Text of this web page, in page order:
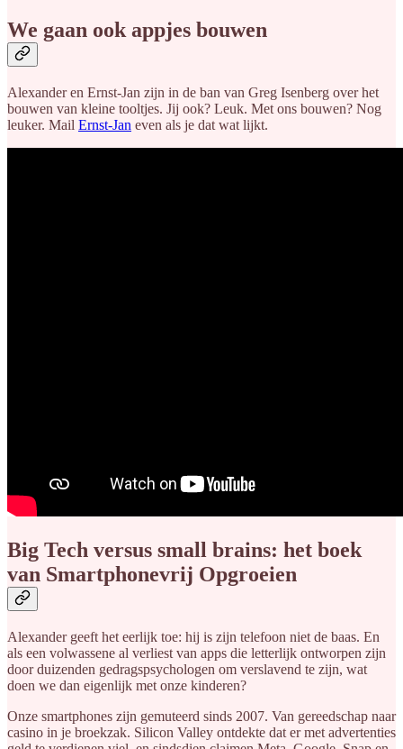
We gaan ook appjes bouwen
Alexander en Ernst-Jan zijn in de ban van Greg Isenberg over het
bouwen van kleine tooltjes. Jij ook? Leuk. Met ons bouwen? Nog
leuker. Mail Ernst-Jan even als je dat wat lijkt.
Big Tech versus small brains: het boek
van Smartphonevrij Opgroeien
Alexander geeft het eerlijk toe: hij is zijn telefoon niet de baas. En
als een volwassene al verliest van apps die letterlijk ontworpen zijn
door duizenden gedragspsychologen om verslavend te zijn, wat
doen we dan eigenlijk met onze kinderen?
Onze smartphones zijn gemuteerd sinds 2007. Van gereedschap naar
casino in je broekzak. Silicon Valley ontdekte dat er met advertenties